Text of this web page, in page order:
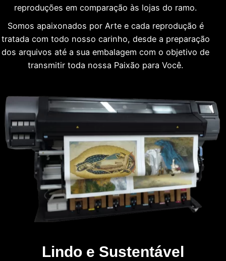
reproduções em comparação às lojas do ramo.
Somos apaixonados por Arte e cada reprodução é
tratada com todo nosso carinho, desde a preparação
dos arquivos até a sua embalagem com o objetivo de
transmitir toda nossa Paixão para Você.
Lindo e Sustentável